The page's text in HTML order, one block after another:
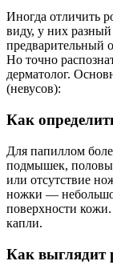
Иногда отличить
виду, у них
предварительный
Но точно
дерматолог.
(невусов):
Как
Для папиллом
подмышек,
или отсутствие
ножки —
поверхности кожи.
капли.
Как выглядит